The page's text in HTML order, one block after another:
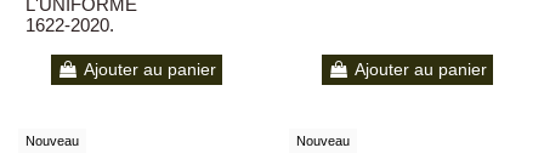
1622-2020.
Ajouter au panier Ajouter au panier
Nouveau Nouveau